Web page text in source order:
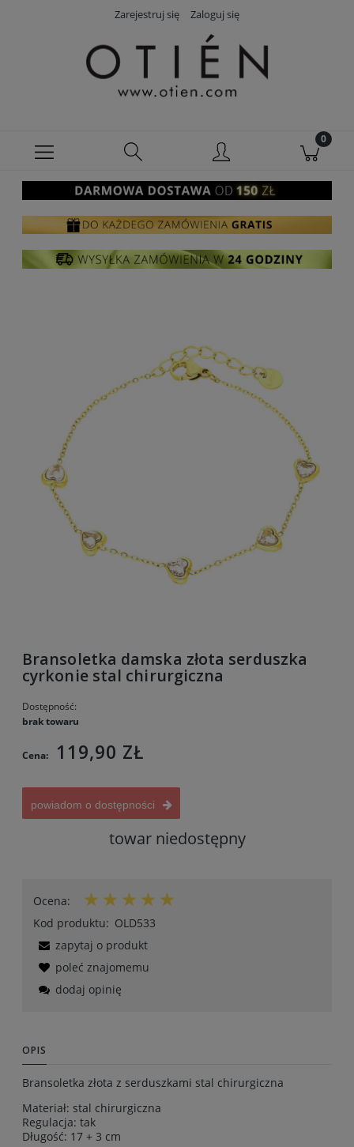
Zarejestruj się Zaloguj się
Bransoletka damska złota serduszka
cyrkonie stal chirurgiczna
Dostępność:
brak towaru
Cena: 119,90 ZŁ
powiadom o dostępności
towar niedostępny
Ocena:
Kod produktu: OLD533
zapytaj o produkt
poleć znajomemu
dodaj opinię
OPIS
Bransoletka złota z serduszkami stal chirurgiczna
Materiał: stal chirurgiczna
Regulacja: tak
Długość: 17 + 3 cm